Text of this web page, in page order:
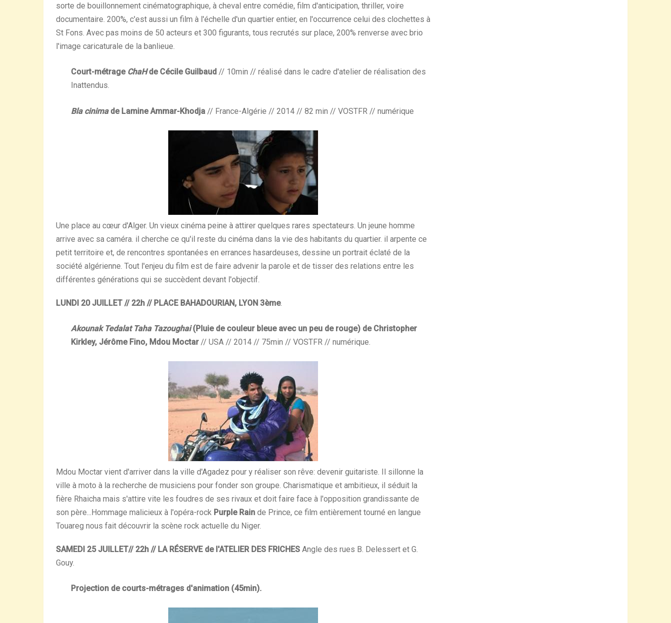
sorte de bouillonnement cinématographique, à cheval entre comédie, film d'anticipation, thriller, voire
documentaire. 200%, c'est aussi un film à l'échelle d'un quartier entier, en l'occurrence celui des clochettes à
St Fons. Avec pas moins de 50 acteurs et 300 figurants, tous recrutés sur place, 200% renverse avec brio
l'image caricaturale de la banlieue.
Court-métrage ChaHde Cécile Guilbaud // 10min // réalisé dans le cadre d'atelier de réalisation des
Inattendus.
Bla cinimade Lamine Ammar-Khodja // France-Algérie // 2014 // 82 min // VOSTFR // numérique
Une place au cœur d'Alger. Un vieux cinéma peine à attirer quelques rares spectateurs. Un jeune homme
arrive avec sa caméra. il cherche ce qu'il reste du cinéma dans la vie des habitants du quartier. il arpente ce
petit territoire et, de rencontres spontanées en errances hasardeuses, dessine un portrait éclaté de la
société algérienne. Tout l'enjeu du film est de faire advenir la parole et de tisser des relations entre les
différentes générations qui se succèdent devant l'objectif.
LUNDI 20 JUILLET // 22h // PLACE BAHADOURIAN, LYON 3ème.
Akounak Tedalat Taha Tazoughai(Pluie de couleur bleue avec un peu de rouge) de Christopher
Kirkley, Jérôme Fino, Mdou Moctar // USA // 2014 // 75min // VOSTFR // numérique.
Mdou Moctar vient d'arriver dans la ville d'Agadez pour y réaliser son rêve: devenir guitariste. Il sillonne la
ville à moto à la recherche de musiciens pour fonder son groupe. Charismatique et ambitieux, il séduit la
fière Rhaicha mais s'attire vite les foudres de ses rivaux et doit faire face à l'opposition grandissante de
son père...Hommage malicieux à l'opéra-rock Purple Rain de Prince, ce film entièrement tourné en langue
Touareg nous fait découvrir la scène rock actuelle du Niger.
SAMEDI 25 JUILLET// 22h // LA RÉSERVE de l'ATELIER DES FRICHES Angle des rues B. Delessert et G.
Gouy.
Projection de courts-métrages d'animation (45min).